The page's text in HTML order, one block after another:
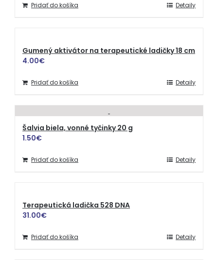
Pridať do košíka Detaily
Gumený aktivátor na terapeutické ladičky 18 cm
4.00€
Pridať do košíka Detaily
Šalvia biela, vonné tyčinky 20 g
1.50€
Pridať do košíka Detaily
Terapeutická ladička 528 DNA
31.00€
Pridať do košíka Detaily